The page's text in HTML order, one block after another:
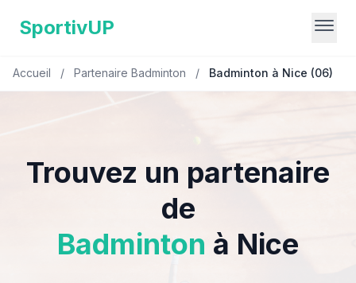
SportivUP
Accueil / Partenaire Badminton / Badminton à Nice (06)
Trouvez un partenaire
de
Badminton à Nice